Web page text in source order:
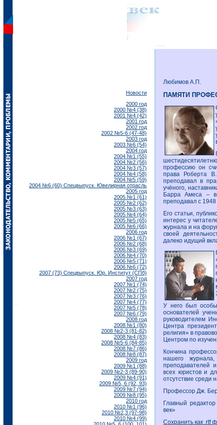
Новости
2000 год
2000 №4 (38)
2001 №4 (42)
2001 год
2002 год
2002 №5-6 (47-48)
2003 год
2003 №6 (54)
2004 год
2004 №1 (55)
2004 №2 (56)
2004 №3 (57)
2004 №4 (58)
2004 №5 (59)
2004 №6 (60) Спецвыпуск. Ювелирная отрасль
2005 год
2005 №1 (61)
2005 №2 (62)
2005 №3 (63)
2005 №4 (64)
2005 №5 (65)
2005 №6 (66)
2006 год
2006 №1 (67)
2006 №2 (68)
2006 №3 (69)
2006 №4 (70)
2006 №5 (71)
2006 №6 (72)
2007 (73) Спецвыпуск. Юр. Институт (СПб)
2007 год
2007 №1 (74)
2007 №2 (75)
2007 №3 (76)
2007 №4 (77)
2007 №5 (78)
2007 №6 (79)
2008 год
2008 №1 (80)
2008 №2-3 (81-82)
2008 №4 (83)
2008 №5-6 (84-85)
2008 №7 (86)
2008 №8 (87)
2009 год
2009 №1 (88)
2009 №2-3 (89-90)
2009 №4 (91)
2009 №5, 6 (92, 93)
2009 №7 (94)
2009 №8 (95)
2010 год
2010 №1 (96)
2010 №2,3 (97-98)
2010 №4 (99)
Любимов А.П.
ПАМЯТИ
профессию он
права Роберта
преподавал в
учёного,
Барра Амеса –
преподавал с
Его статьи,
интерес у
журнала и на
своей
далеко идущий
У него был
основателей
руководителем
Центра
религия» в
Центром по
Кончина
нашего
преподавателей
всех юристов и
отсутствие среди
Профессор Дж.
Главный
век»
Сохранить как .rtf